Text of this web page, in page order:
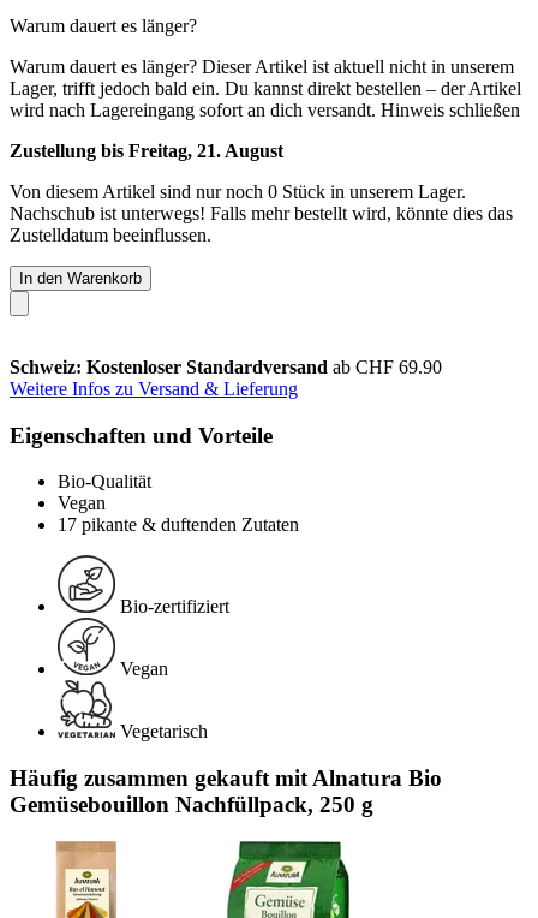
Warum dauert es länger?
Warum dauert es länger? Dieser Artikel ist aktuell nicht in unserem
Lager, trifft jedoch bald ein. Du kannst direkt bestellen – der Artikel
wird nach Lagereingang sofort an dich versandt. Hinweis schließen
Zustellung bis Freitag, 21. August
Von diesem Artikel sind nur noch 0 Stück in unserem Lager.
Nachschub ist unterwegs! Falls mehr bestellt wird, könnte dies das
Zustelldatum beeinflussen.
In den Warenkorb
Schweiz: Kostenloser Standardversand ab CHF 69.90
Weitere Infos zu Versand & Lieferung
Eigenschaften und Vorteile
Bio-Qualität
Vegan
17 pikante & duftenden Zutaten
Bio-zertifiziert
Vegan
Vegetarisch
Häufig zusammen gekauft mit Alnatura Bio
Gemüsebouillon Nachfüllpack, 250 g